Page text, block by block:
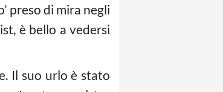
preso di mira negli
è bello a vedersi
Il suo urlo è stato